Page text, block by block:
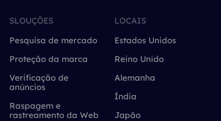
SLOUÇÕES
Pesquisa de mercado
Proteção da marca
Verificação de
anúncios
Raspagem e
rastreamento da Web
LOCAIS
Estados Unidos
Reino Unido
Alemanha
Índia
Japão